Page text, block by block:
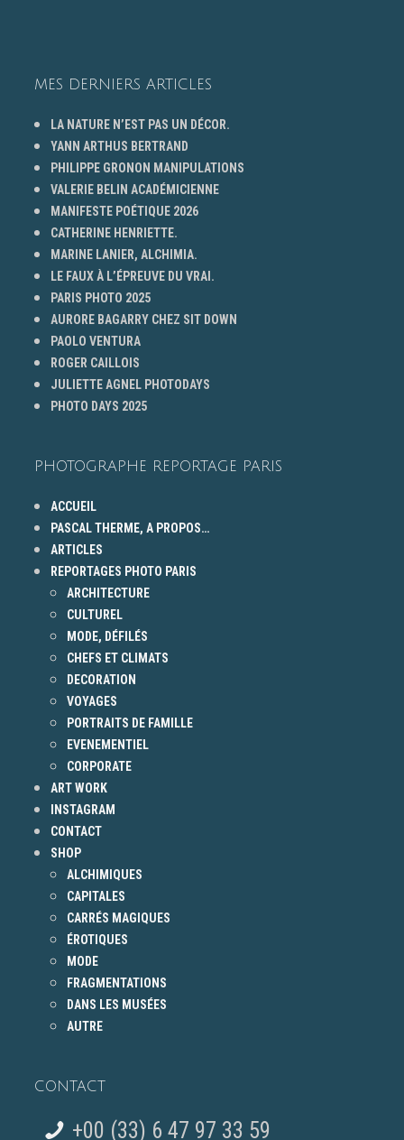
MES DERNIERS ARTICLES
LA NATURE N’EST PAS UN DÉCOR.
YANN ARTHUS BERTRAND
PHILIPPE GRONON MANIPULATIONS
VALERIE BELIN ACADÉMICIENNE
MANIFESTE POÉTIQUE 2026
CATHERINE HENRIETTE.
MARINE LANIER, ALCHIMIA.
LE FAUX À L’ÉPREUVE DU VRAI.
PARIS PHOTO 2025
AURORE BAGARRY CHEZ SIT DOWN
PAOLO VENTURA
ROGER CAILLOIS
JULIETTE AGNEL PHOTODAYS
PHOTO DAYS 2025
PHOTOGRAPHE REPORTAGE PARIS
ACCUEIL
PASCAL THERME, A PROPOS…
ARTICLES
REPORTAGES PHOTO PARIS
ARCHITECTURE
CULTUREL
MODE, DÉFILÉS
CHEFS ET CLIMATS
DECORATION
VOYAGES
PORTRAITS DE FAMILLE
EVENEMENTIEL
CORPORATE
ART WORK
INSTAGRAM
CONTACT
SHOP
ALCHIMIQUES
CAPITALES
CARRÉS MAGIQUES
ÉROTIQUES
MODE
FRAGMENTATIONS
DANS LES MUSÉES
AUTRE
CONTACT
+00 (33) 6 47 97 33 59